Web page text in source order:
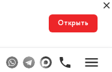
Открыть